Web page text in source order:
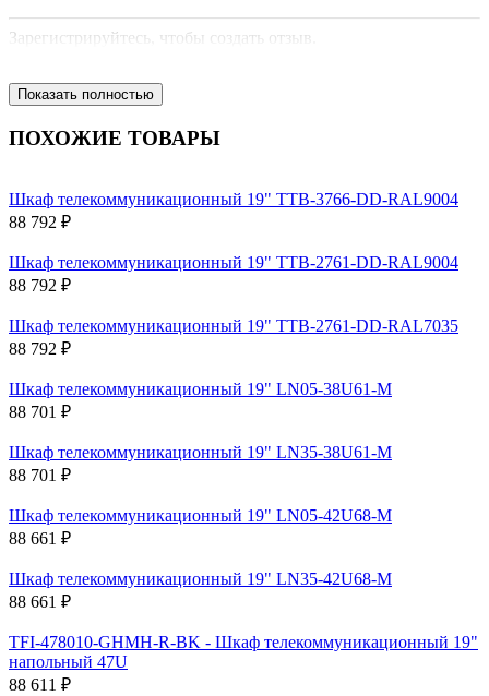
Зарегистрируйтесь, чтобы создать отзыв.
Показать полностью
ПОХОЖИЕ ТОВАРЫ
Шкаф телекоммуникационный 19" TTB-3766-DD-RAL9004
88 792 ₽
Шкаф телекоммуникационный 19" TTB-2761-DD-RAL9004
88 792 ₽
Шкаф телекоммуникационный 19" TTB-2761-DD-RAL7035
88 792 ₽
Шкаф телекоммуникационный 19" LN05-38U61-M
88 701 ₽
Шкаф телекоммуникационный 19" LN35-38U61-M
88 701 ₽
Шкаф телекоммуникационный 19" LN05-42U68-M
88 661 ₽
Шкаф телекоммуникационный 19" LN35-42U68-M
88 661 ₽
TFI-478010-GHMH-R-BK - Шкаф телекоммуникационный 19"
напольный 47U
88 611 ₽